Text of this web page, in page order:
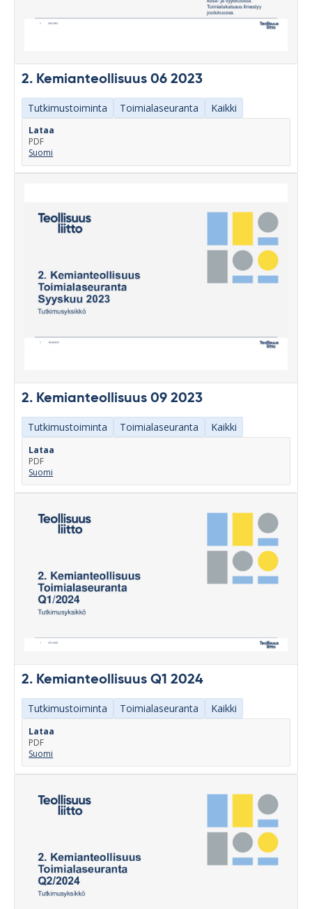
2. Kemianteollisuus 06 2023
Tutkimustoiminta Toimialaseuranta Kaikki
Lataa
PDF
Suomi
2. Kemianteollisuus 09 2023
Tutkimustoiminta Toimialaseuranta Kaikki
Lataa
PDF
Suomi
2. Kemianteollisuus Q1 2024
Tutkimustoiminta Toimialaseuranta Kaikki
Lataa
PDF
Suomi